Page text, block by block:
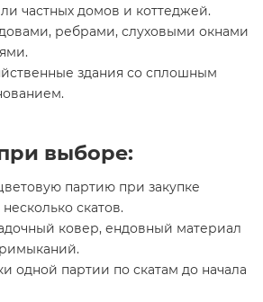
частных домов и коттеджей.
ребрами, слуховыми окнами
здания со сплошным
выборе:
партию при закупке
скатов.
ковер, ендовный материал
одной партии по скатам до начала